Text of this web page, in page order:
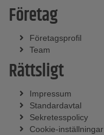
Företag
Företagsprofil
Team
Rättsligt
Impressum
Standardavtal
Sekretesspolicy
Cookie-inställningar